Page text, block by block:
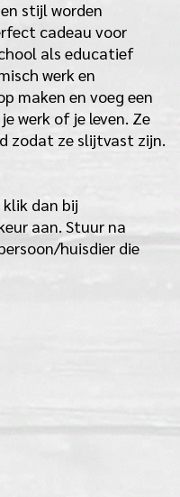
stijl worden
cadeau voor
als educatief
werk en
maken en voeg een
werk of je leven. Ze
zodat ze slijtvast zijn.
klik dan bij
aan. Stuur na
huisdier die